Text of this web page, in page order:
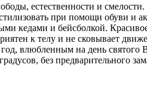
естественности и
при помощи обуви и
кедами и бейсболкой.
к телу и не сковывает
влюбленным на день
без предварительного